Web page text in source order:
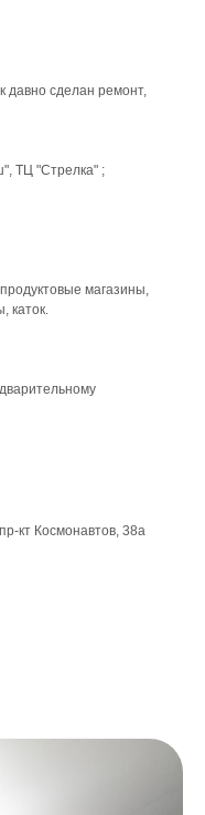
давно сделан ремонт,
ТЦ "Стрелка" ;
магазины,
каток.
кт Космонавтов, 38а